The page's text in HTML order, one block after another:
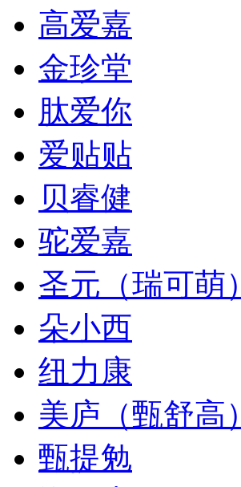
高爱嘉
金珍堂
肽爱你
爱贴贴
贝睿健
驼爱嘉
圣元（瑞可萌）
朵小西
纽力康
美庐（甄舒高）
甄提勉